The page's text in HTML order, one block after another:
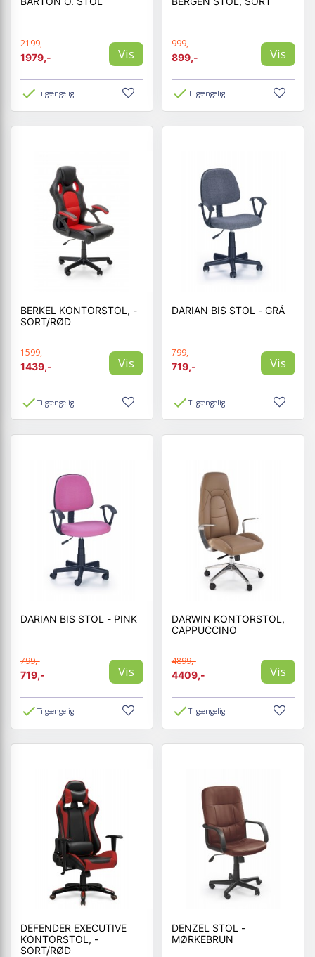
2199,-
1979,-
Vis
Tilgængelig
999,-
899,-
Vis
Tilgængelig
BERKEL KONTORSTOL, -
SORT/RØD
1599,-
1439,-
Vis
Tilgængelig
DARIAN BIS STOL - GRÅ
799,-
719,-
Vis
Tilgængelig
DARIAN BIS STOL - PINK
799,-
719,-
Vis
Tilgængelig
DARWIN KONTORSTOL,
CAPPUCCINO
4899,-
4409,-
Vis
Tilgængelig
DEFENDER EXECUTIVE
KONTORSTOL, -
SORT/RØD
DENZEL STOL -
MØRKEBRUN